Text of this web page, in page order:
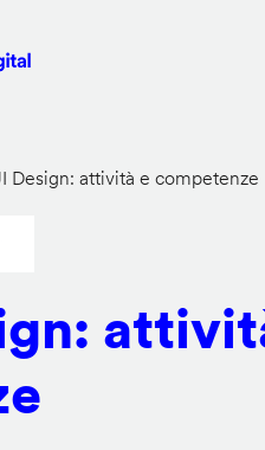
Design: attività e competenze